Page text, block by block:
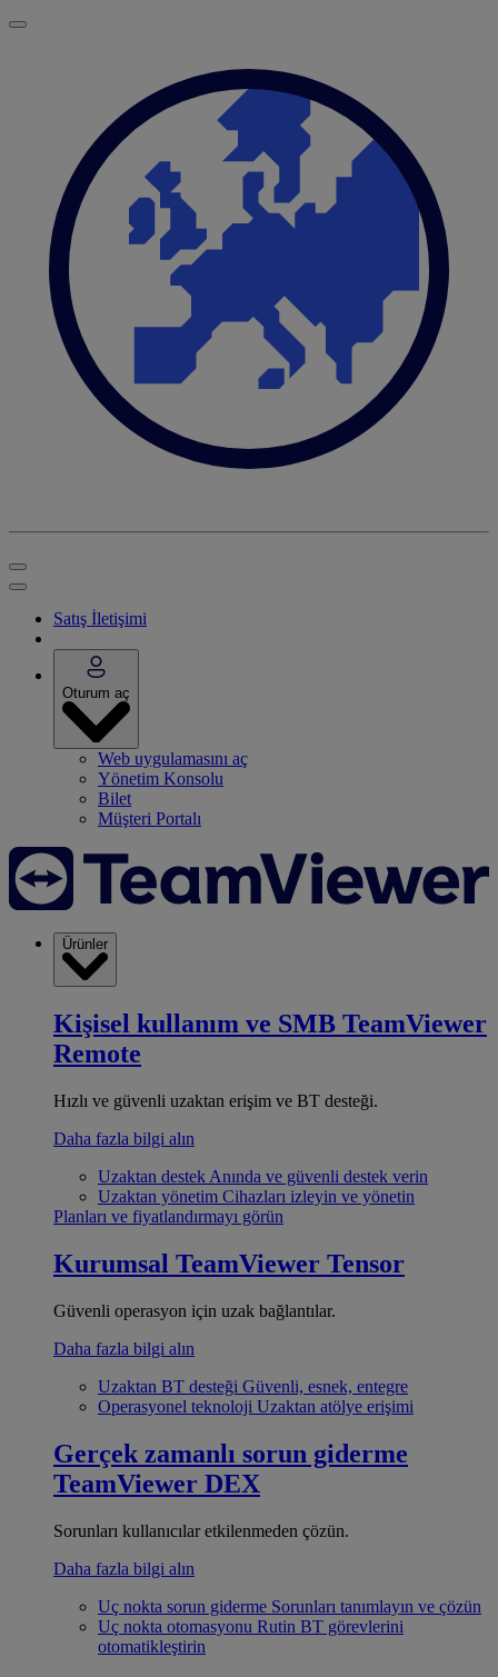
Satış İletişimi
Oturum aç
Web uygulamasını aç
Yönetim Konsolu
Bilet
Müşteri Portalı
Ürünler
Kişisel kullanım ve SMB TeamViewer
Remote
Hızlı ve güvenli uzaktan erişim ve BT desteği.
Daha fazla bilgi alın
Uzaktan destek Anında ve güvenli destek verin
Uzaktan yönetim Cihazları izleyin ve yönetin
Planları ve fiyatlandırmayı görün
Kurumsal TeamViewer Tensor
Güvenli operasyon için uzak bağlantılar.
Daha fazla bilgi alın
Uzaktan BT desteği Güvenli, esnek, entegre
Operasyonel teknoloji Uzaktan atölye erişimi
Gerçek zamanlı sorun giderme
TeamViewer DEX
Sorunları kullanıcılar etkilenmeden çözün.
Daha fazla bilgi alın
Uç nokta sorun giderme Sorunları tanımlayın ve çözün
Uç nokta otomasyonu Rutin BT görevlerini
otomatikleştirin